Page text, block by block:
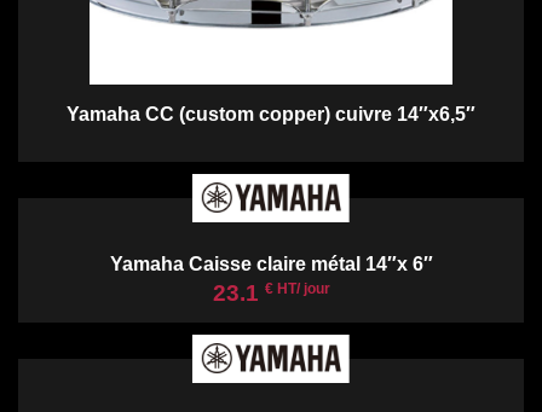
Yamaha CC (custom copper) cuivre 14″x6,5″
Yamaha Caisse claire métal 14″x 6″
23.1 € HT/ jour